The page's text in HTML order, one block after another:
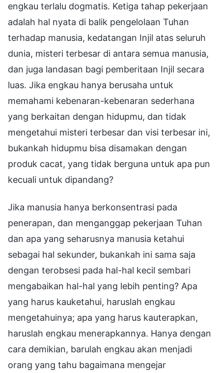
engkau terlalu dogmatis. Ketiga tahap pekerjaan
adalah hal nyata di balik pengelolaan Tuhan
terhadap manusia, kedatangan Injil atas seluruh
dunia, misteri terbesar di antara semua manusia,
dan juga landasan bagi pemberitaan Injil secara
luas. Jika engkau hanya berusaha untuk
memahami kebenaran-kebenaran sederhana
yang berkaitan dengan hidupmu, dan tidak
mengetahui misteri terbesar dan visi terbesar ini,
bukankah hidupmu bisa disamakan dengan
produk cacat, yang tidak berguna untuk apa pun
kecuali untuk dipandang?
Jika manusia hanya berkonsentrasi pada
penerapan, dan menganggap pekerjaan Tuhan
dan apa yang seharusnya manusia ketahui
sebagai hal sekunder, bukankah ini sama saja
dengan terobsesi pada hal-hal kecil sembari
mengabaikan hal-hal yang lebih penting? Apa
yang harus kauketahui, haruslah engkau
mengetahuinya; apa yang harus kauterapkan,
haruslah engkau menerapkannya. Hanya dengan
cara demikian, barulah engkau akan menjadi
orang yang tahu bagaimana mengejar